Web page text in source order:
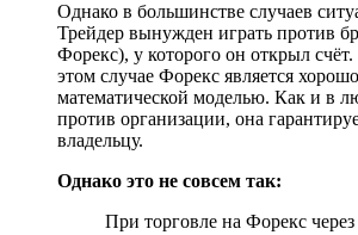
Однако в большинстве случаев
Трейдер вынужден играть против
Форекс), у которого он открыл счёт.
этом случае Форекс является
математической моделью. Как и в
против организации, она
владельцу.
Однако это не совсем так:
При торговле на Форекс через